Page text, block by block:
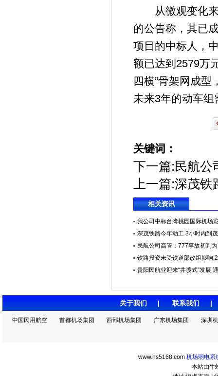
从微观变化来
的公告称，其已
项目的中标人，
额已达到2579万
四横”骨架网成
未来3年的动车
关键词：
下一篇: 民航公
上一篇:深茂铁
相关资讯
我公司中标台湾桃园国际机场
深茂铁路今年动工 3小时内到
民航公司高管：777事故初判
铁路投资未受铁道部改组影响
贵阳民航业迎来“井喷式”发展
关于我们 | 联系我们
中国民用航空 首都机场集团 西部机场集团 广东机场集团 深圳
www.hs5168.com 机场弱电系
本站由牛